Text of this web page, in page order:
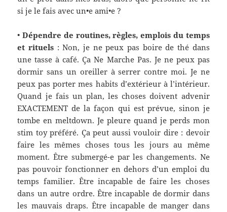
si je le fais avec un•e ami•e ?
•Dépendre de routines, règles, emplois du temps
et rituels : Non, je ne peux pas boire de thé dans
une tasse à café. Ça Ne Marche Pas. Je ne peux pas
dormir sans un oreiller à serrer contre moi. Je ne
peux pas porter mes habits d’extérieur à l’intérieur.
Quand je fais un plan, les choses doivent advenir
EXACTEMENT de la façon qui est prévue, sinon je
tombe en meltdown. Je pleure quand je perds mon
stim toy préféré. Ça peut aussi vouloir dire : devoir
faire les mêmes choses tous les jours au même
moment. Être submergé-epar les changements. Ne
pas pouvoir fonctionner en dehors d’un emploi du
temps familier. Être incapable de faire les choses
dans un autre ordre. Être incapable de dormir dans
les mauvais draps. Être incapable de manger dans